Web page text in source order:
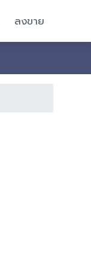
ลงขาย